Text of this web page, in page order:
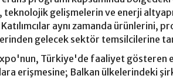
teknolojik gelişmelerin ve enerji
aynı zamanda ürünlerini,
gelecek sektör temsilcilerine
Türkiye'de faaliyet gösteren
erişmesine; Balkan ülkelerindeki